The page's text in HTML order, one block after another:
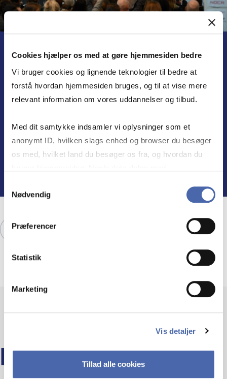
Cookies hjælper os med at gøre hjemmesiden bedre
Vi bruger cookies og lignende teknologier til bedre at
forstå hvordan hjemmesiden bruges, og til at vise mere
relevant information om vores uddannelser og tilbud.
Med dit samtykke indsamler vi oplysninger som et
anonymt ID, hvilken slags enhed og browser du besøger
os med, hvilket land du besøger os fra, og hvordan du
markedsføring. Du bestemmer selv - og kan altid trække
Nødvendig
Præferencer
Statistik
Marketing
Vis detaljer
Tillad alle cookies
Hos CBS Executive Education skaber vi et
fællesskab, hvor fagfolk kan udvikle sig
gennem hele deres karriere. Vores
arrangementer tager fat på virkelighedens
af brancher og generationer for at lære,
udveksle idéer og skabe reel forandring.
Udforsk vores events her.
LÆS MERE